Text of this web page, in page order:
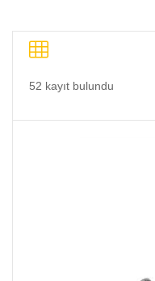
52 kayıt bulundu